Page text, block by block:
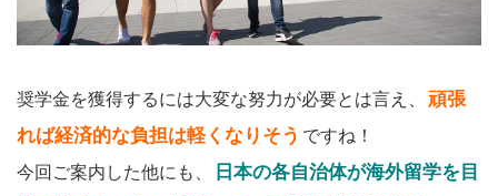
奨学金を獲得するには大変な努力が必要とは言え、
頑張
れば経済的な負担は軽くなりそう ですね！
今回ご案内した他にも、
日本の各自治体が海外留学を目